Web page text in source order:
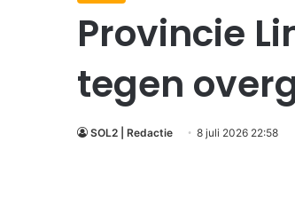
Provincie
tegen
SOL2 | Redactie 8 juli 2026 22:58